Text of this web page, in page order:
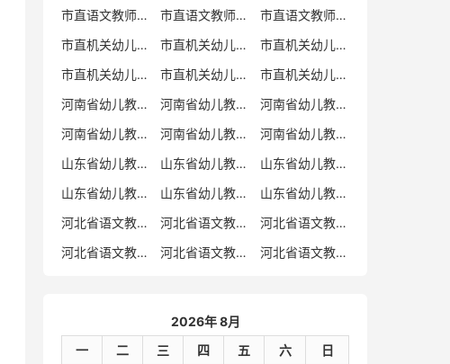
市直语文教师编制考试真题
市直语文教师编制考试真题卷
市直语文教师考试
市直机关幼儿教师招聘
市直机关幼儿教师考试
市直机关幼儿教师招聘考试真题
市直机关幼儿教师招聘考试真题卷
市直机关幼儿教师编制考试真题卷
市直机关幼儿教师编制考试真题
河南省幼儿教师招聘
河南省幼儿教师考试
河南省幼儿教师招聘考试真题
河南省幼儿教师招聘考试真题卷
河南省幼儿教师编制考试真题
河南省幼儿教师编制考试真题卷
山东省幼儿教师招聘
山东省幼儿教师考试
山东省幼儿教师招聘考试真题
山东省幼儿教师招聘考试真题卷
山东省幼儿教师编制考试真题
山东省幼儿教师编制考试真题卷
河北省语文教师招聘
河北省语文教师招聘考试真题
河北省语文教师招聘考试真题卷
河北省语文教师编制考试真题
河北省语文教师编制考试真题卷 河北省语文教师考试
2026年 8月
一
二 三 四 五 六
日